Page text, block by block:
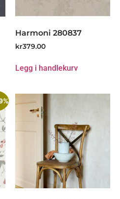
Harmoni 280837
kr379.00
Legg i handlekurv